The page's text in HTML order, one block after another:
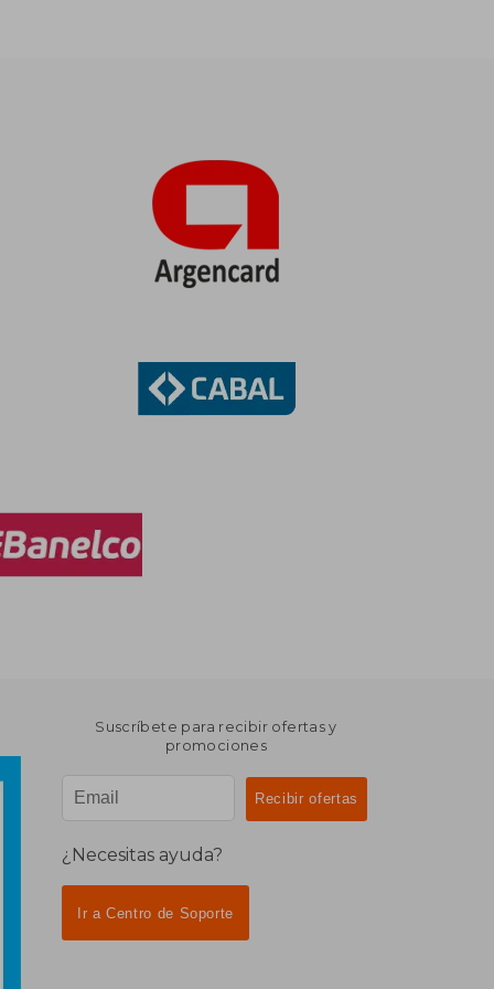
Suscríbete para recibir ofertas y
promociones
¿Necesitas ayuda?
Ir a Centro de Soporte